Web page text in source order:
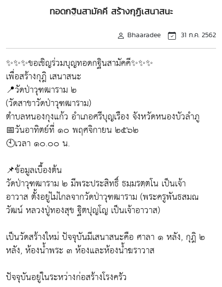
ทอดกฐินสามัคคี สร้างกุฏิเสนาสนะ
Bhaaradee 31 ก.ค. 2562
✨✨✨ขอเชิญร่วมบุญทอดกฐินสามัคคี✨✨✨
เพื่อสร้างกุฎิ เสนาสนะ
📍วัดป่าวุฑฒาราม ๒
(วัดสาขาวัดป่าวุฑฒาราม)
ตำบลหนองกุงแก้ว อำเภอศรีบุญเรือง จังหวัดหนองบัวลำภู
📅วันอาทิตย์ที่ ๑๐ พฤศจิกายน ๒๕๖๒
🕙เวลา ๑๐.๐๐ น.
📌ข้อมูลเบื้องต้น
วัดป่าวุฑฒาราม ๒ มีพระประสิทธิ์ ธมฺมรตฺตโน เป็นเจ้า
อาวาส ตั้งอยู่ไม่ไกลจากวัดป่าวุฑฒาราม (พระครูพันธสมณ
วัฒน์ หลวงปู่ทองสุข ฐิตปุญโญ เป็นเจ้าอาวาส)
เป็นวัดสร้างใหม่ ปัจจุบันมีเสนาสนะคือ ศาลา ๑ หลัง, กุฎิ ๒
หลัง, ห้องน้ำพระ ๓ ห้องและห้องน้ำฆราวาส
ปัจจุบันอยู่ในระหว่างก่อสร้างโรงครัว